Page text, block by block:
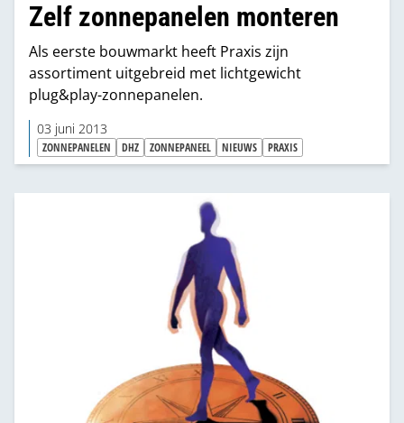
Zelf zonnepanelen monteren
Als eerste bouwmarkt heeft Praxis zijn
assortiment uitgebreid met lichtgewicht
plug&play-zonnepanelen.
03 juni 2013
ZONNEPANELEN DHZ ZONNEPANEEL NIEUWS PRAXIS